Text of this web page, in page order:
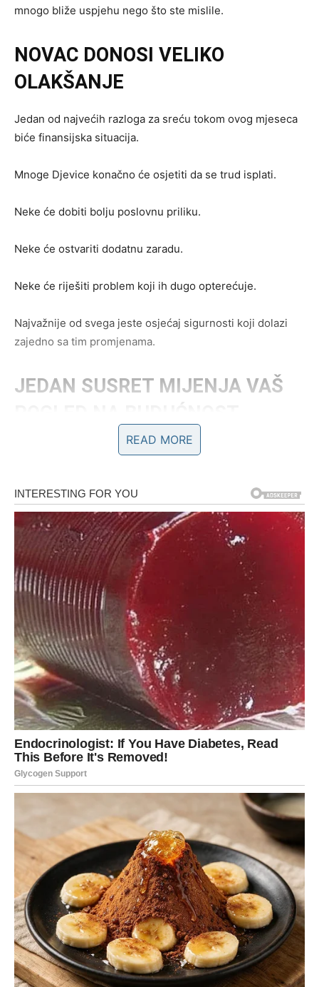
mnogo bliže uspjehu nego što ste mislile.
NOVAC DONOSI VELIKO
OLAKŠANJE
Jedan od najvećih razloga za sreću tokom ovog mjeseca
biće finansijska situacija.
Mnoge Djevice konačno će osjetiti da se trud isplati.
Neke će dobiti bolju poslovnu priliku.
Neke će ostvariti dodatnu zaradu.
Neke će riješiti problem koji ih dugo opterećuje.
Najvažnije od svega jeste osjećaj sigurnosti koji dolazi
zajedno sa tim promjenama.
JEDAN SUSRET MIJENJA VAŠ
Tokom juna u vaš život dolazi osoba koja nosi veoma
Možda je već poznajete.
Možda tek dolazi.
Ali ono što vam ta osoba donosi moglo bi promijeniti
mnogo toga.
Kroz razgovor, podršku ili prijedlog otvoriće vam vrata
koja do sada niste ni primjećivale.
LJUBAV DONOSI TRENUTKE
KOJI SE PAMTE
Ako ste slobodne, jun bi mogao donijeti poznanstvo koje
će vas osvojiti iskrenošću i pažnjom.
READ MORE